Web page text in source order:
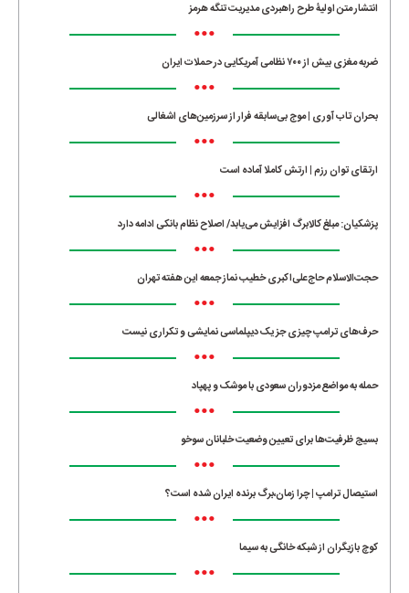
انتشار متن اولیۀ طرح راهبردی مدیریت تنگه هرمز
•••
ضربه مغزی بیش از ۷۰۰ نظامی آمریکایی در حملات ایران
•••
بحران تاب آوری | موج بی‌سابقه فرار از سرزمین‌های اشغالی
•••
ارتقای توان رزم | ارتش کاملا آماده است
•••
پزشکیان: مبلغ کالابرگ افزایش می‌یابد/ اصلاح نظام بانکی ادامه دارد
•••
حجت‌الاسلام حاج‌علی‌اکبری خطیب نماز جمعه این هفته تهران
•••
حرف‌های ترامپ چیزی جز یک دیپلماسی نمایشی و تکراری نیست
•••
حمله به مواضع مزدوران سعودی با موشک و پهپاد
•••
بسیج ظرفیت‌ها برای تعیین وضعیت خلبانان سوخو
•••
استیصال ترامپ | چرا زمان،برگ برنده ایران شده است؟
•••
کوچ بازیگران از شبکه خانگی به سیما
•••